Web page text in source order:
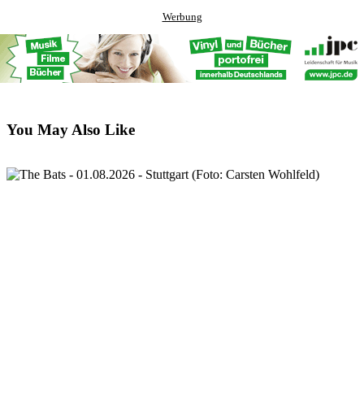
Werbung
You May Also Like